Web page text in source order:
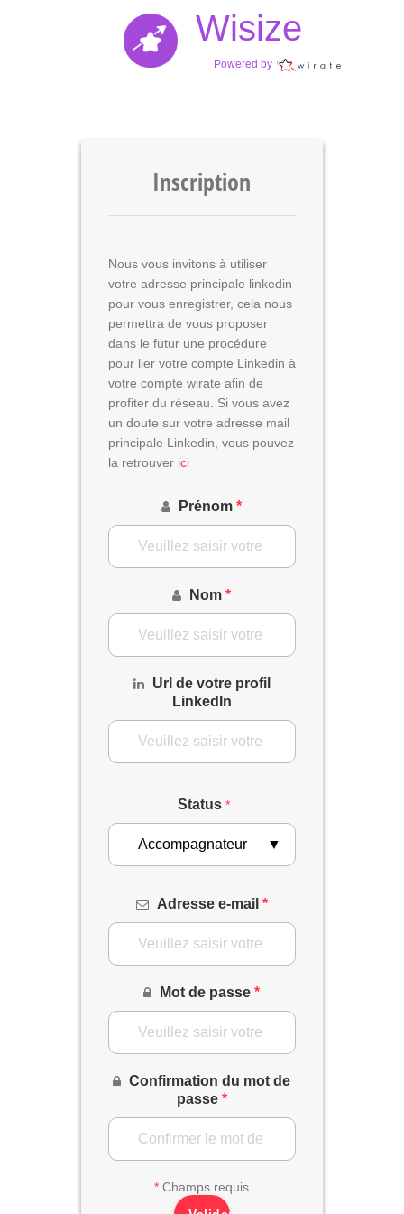
Wisize
Powered by
Inscription
Nous vous invitons à utiliser
votre adresse principale linkedin
pour vous enregistrer, cela nous
permettra de vous proposer
dans le futur une procédure
pour lier votre compte Linkedin à
votre compte wirate afin de
profiter du réseau. Si vous avez
un doute sur votre adresse mail
principale Linkedin, vous pouvez
la retrouver ici
Prénom*
Nom*
Url de votre profil
LinkedIn
Status *
▼
Adresse e-mail *
Mot de passe*
Confirmation du mot de
passe *
* Champs requis